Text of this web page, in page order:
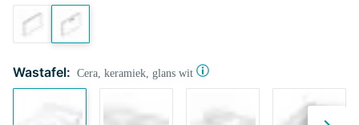
Wastafel: Cera, keramiek, glans wit